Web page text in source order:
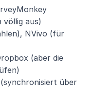
völlig aus)
NVivo (für
(aber die
über